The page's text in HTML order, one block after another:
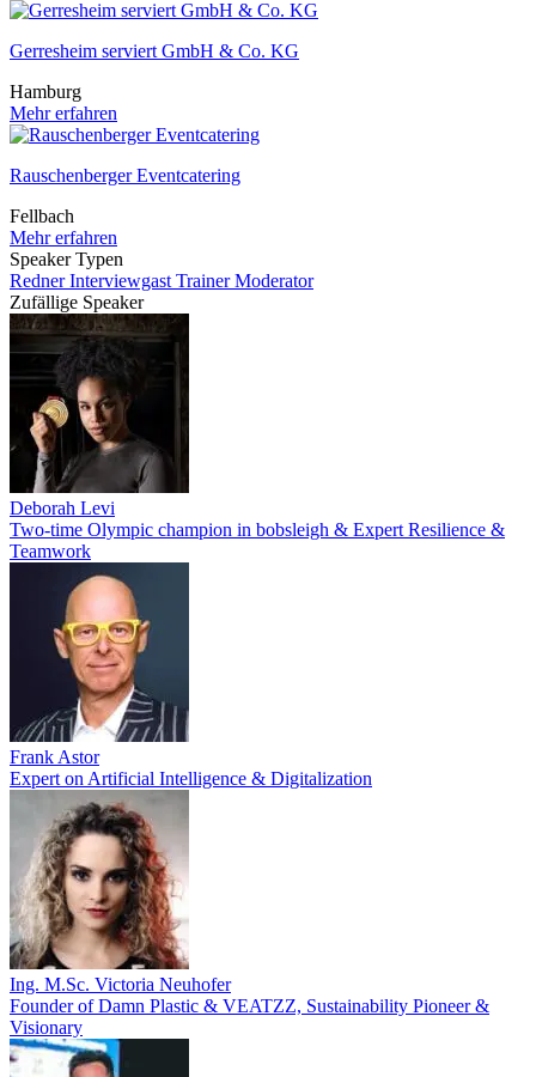
Gerresheim serviert GmbH & Co. KG
Hamburg
Mehr erfahren
Rauschenberger Eventcatering
Fellbach
Mehr erfahren
Speaker Typen
RednerInterviewgast TrainerModerator
Zufällige Speaker
Deborah Levi
Two-time Olympic champion in bobsleigh & Expert Resilience &
Teamwork
Frank Astor
Expert on Artificial Intelligence & Digitalization
Ing. M.Sc. Victoria Neuhofer
Founder of Damn Plastic & VEATZZ, Sustainability Pioneer &
Visionary